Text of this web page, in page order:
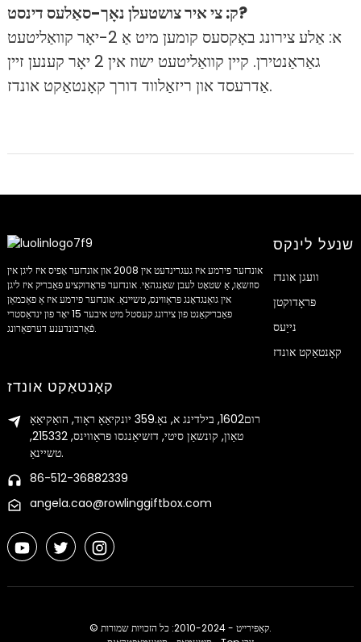
ק: צי איר צושטעלן נאָך-סאַלעס דינסט?
א: אַלע צירונג באָקסעס קומען מיט אַ 2-יאָר קוואַליטעט
גאַראַנטירן. קיין קוואַליטעט ישוז אין 2 יאָר קענען זיין
אַדרעסד און ריזאַלווד דורך קאָנטאַקט אונדז.
אונדזער פירמע איז געגרינדעט אין 2008 און אונדזער אָפיס איז ליגן אין
סוזשאָו, אַ שטאָט לעבן שאַנגהאַי. אונדזער פּראָדוקציע פאַבריק איז ליגן
אין גואַנגדאָנג פּראַווינס, טשיינאַ. אונדזער פירמע איז אַ פאַכמאַן
פאַבריקאַנט פון צירונג קעסטל מיט איבער 15 יאָר פון ינדאַסטרי
פֿאַרבונדענע דערפאַרונג.
שנעל לינקס
וועגן אונדז
פּראָדוקטן
נייַעס
קאָנטאַקט אונדז
קאָנטאַקט אונדז
רום1602, בילדינג א, נאָ.359 יונקיאַאָ ראָוד, הואַקיאַאָ
טאַון, קונשאַן סיטי, דזשיאַנגסו פּראַווינס, 215332,
טשיינאַ.
86-512-36882339
angela.cao@rowlinggiftbox.com
© קאַפּירייט - 2010-2024: כל הזכויות שמורות.